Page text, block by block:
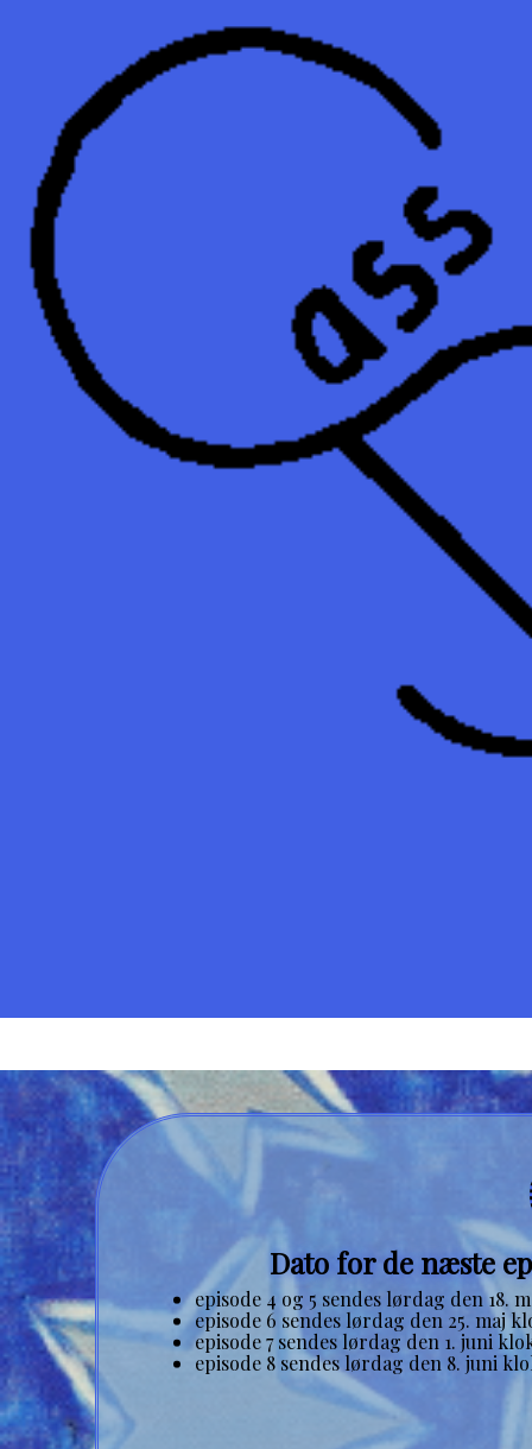
Dato for de næste
episode 4 og 5 sendes lørdag den 18.
episode 6 sendes lørdag den 25. maj
episode 7 sendes lørdag den 1. juni
episode 8 sendes lørdag den 8. juni